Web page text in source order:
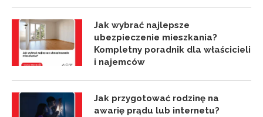
Jak wybrać najlepsze
ubezpieczenie mieszkania?
Kompletny poradnik dla właścicieli
i najemców
Jak przygotować rodzinę na
awarię prądu lub internetu?